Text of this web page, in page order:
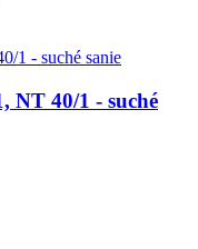
NT 40/1 - suché